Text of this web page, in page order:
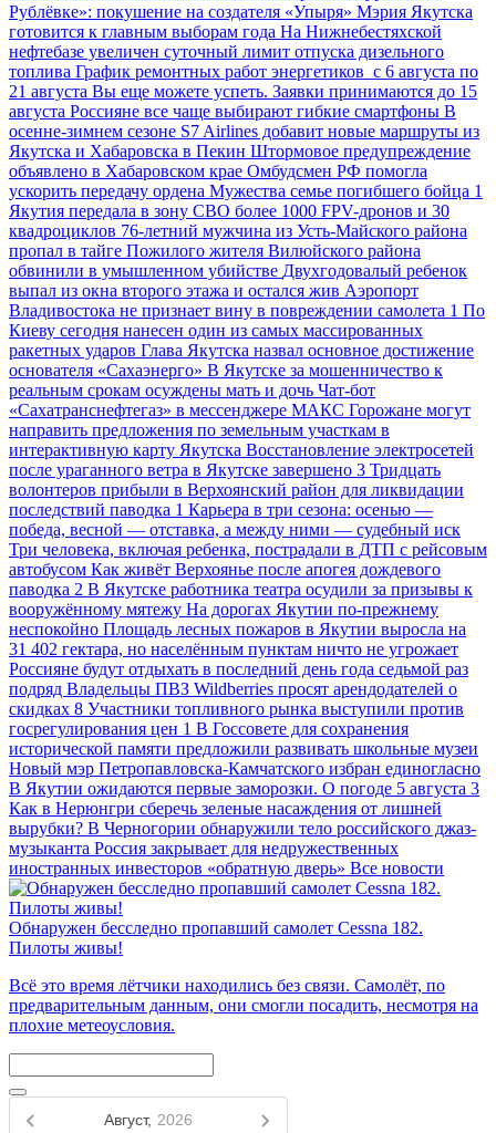
Рублёвке»: покушение на создателя «Упыря» Мэрия Якутска
готовится к главным выборам года На Нижнебестяхской
нефтебазе увеличен суточный лимит отпуска дизельного
топлива График ремонтных работ энергетиков с 6 августа по
21 августа Вы еще можете успеть. Заявки принимаются до 15
августа Россияне все чаще выбирают гибкие смартфоны В
осенне-зимнем сезоне S7 Airlines добавит новые маршруты из
Якутска и Хабаровска в Пекин Штормовое предупреждение
объявлено в Хабаровском крае Омбудсмен РФ помогла
ускорить передачу ордена Мужества семье погибшего бойца 1
Якутия передала в зону СВО более 1000 FPV-дронов и 30
квадроциклов 76-летний мужчина из Усть-Майского района
пропал в тайге Пожилого жителя Вилюйского района
обвинили в умышленном убийстве Двухгодовалый ребенок
выпал из окна второго этажа и остался жив Аэропорт
Владивостока не признает вину в повреждении самолета 1 По
Киеву сегодня нанесен один из самых массированных
ракетных ударов Глава Якутска назвал основное достижение
основателя «Сахаэнерго» В Якутске за мошенничество к
реальным срокам осуждены мать и дочь Чат-бот
«Сахатранснефтегаз» в мессенджере МАКС Горожане могут
направить предложения по земельным участкам в
интерактивную карту Якутска Восстановление электросетей
после ураганного ветра в Якутске завершено 3 Тридцать
волонтеров прибыли в Верхоянский район для ликвидации
последствий паводка 1 Карьера в три сезона: осенью —
победа, весной — отставка, а между ними — судебный иск
Три человека, включая ребенка, пострадали в ДТП с рейсовым
автобусом Как живёт Верхоянье после апогея дождевого
паводка 2 В Якутске работника театра осудили за призывы к
вооружённому мятежу На дорогах Якутии по-прежнему
неспокойно Площадь лесных пожаров в Якутии выросла на
31 402 гектара, но населённым пунктам ничто не угрожает
Россияне будут отдыхать в последний день года седьмой раз
подряд Владельцы ПВЗ Wildberries просят арендодателей о
скидках 8 Участники топливного рынка выступили против
госрегулирования цен 1 В Госсовете для сохранения
исторической памяти предложили развивать школьные музеи
Новый мэр Петропавловска-Камчатского избран единогласно
В Якутии ожидаются первые заморозки. О погоде 5 августа 3
Как в Нерюнгри сберечь зеленые насаждения от лишней
вырубки? В Черногории обнаружили тело российского джаз-
музыканта Россия закрывает для недружественных
иностранных инвесторов «обратную дверь» Все новости
Обнаружен бесследно пропавший самолет Cessna 182.
Пилоты живы!
Всё это время лётчики находились без связи. Самолёт, по
предварительным данным, они смогли посадить, несмотря на
плохие метеоусловия.
Август, 2026